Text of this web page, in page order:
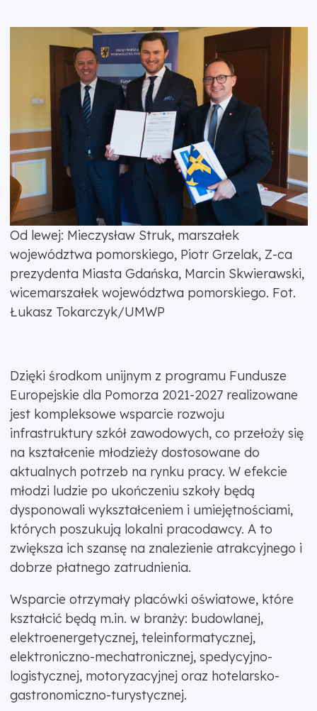
Od lewej: Mieczysław Struk, marszałek
województwa pomorskiego, Piotr Grzelak, Z-ca
prezydenta Miasta Gdańska, Marcin Skwierawski,
wicemarszałek województwa pomorskiego. Fot.
Łukasz Tokarczyk/UMWP
Dzięki środkom unijnym z programu Fundusze
Europejskie dla Pomorza 2021-2027 realizowane
jest kompleksowe wsparcie rozwoju
infrastruktury szkół zawodowych, co przełoży się
na kształcenie młodzieży dostosowane do
aktualnych potrzeb na rynku pracy. W efekcie
młodzi ludzie po ukończeniu szkoły będą
dysponowali wykształceniem i umiejętnościami,
których poszukują lokalni pracodawcy. A to
zwiększa ich szansę na znalezienie atrakcyjnego i
dobrze płatnego zatrudnienia.
Wsparcie otrzymały placówki oświatowe, które
kształcić będą m.in. w branży: budowlanej,
elektroenergetycznej, teleinformatycznej,
elektroniczno-mechatronicznej, spedycyjno-
logistycznej, motoryzacyjnej oraz hotelarsko-
gastronomiczno-turystycznej.